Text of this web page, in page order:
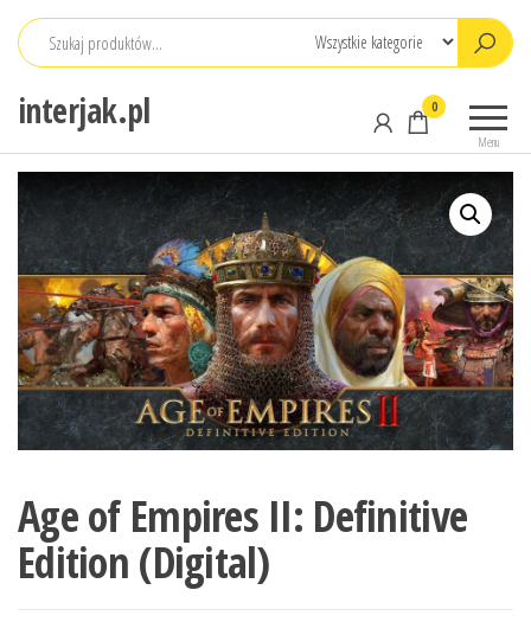
Przejdź
interjak.pl
Menu
0
Age of Empires II: Definitive
Edition (Digital)